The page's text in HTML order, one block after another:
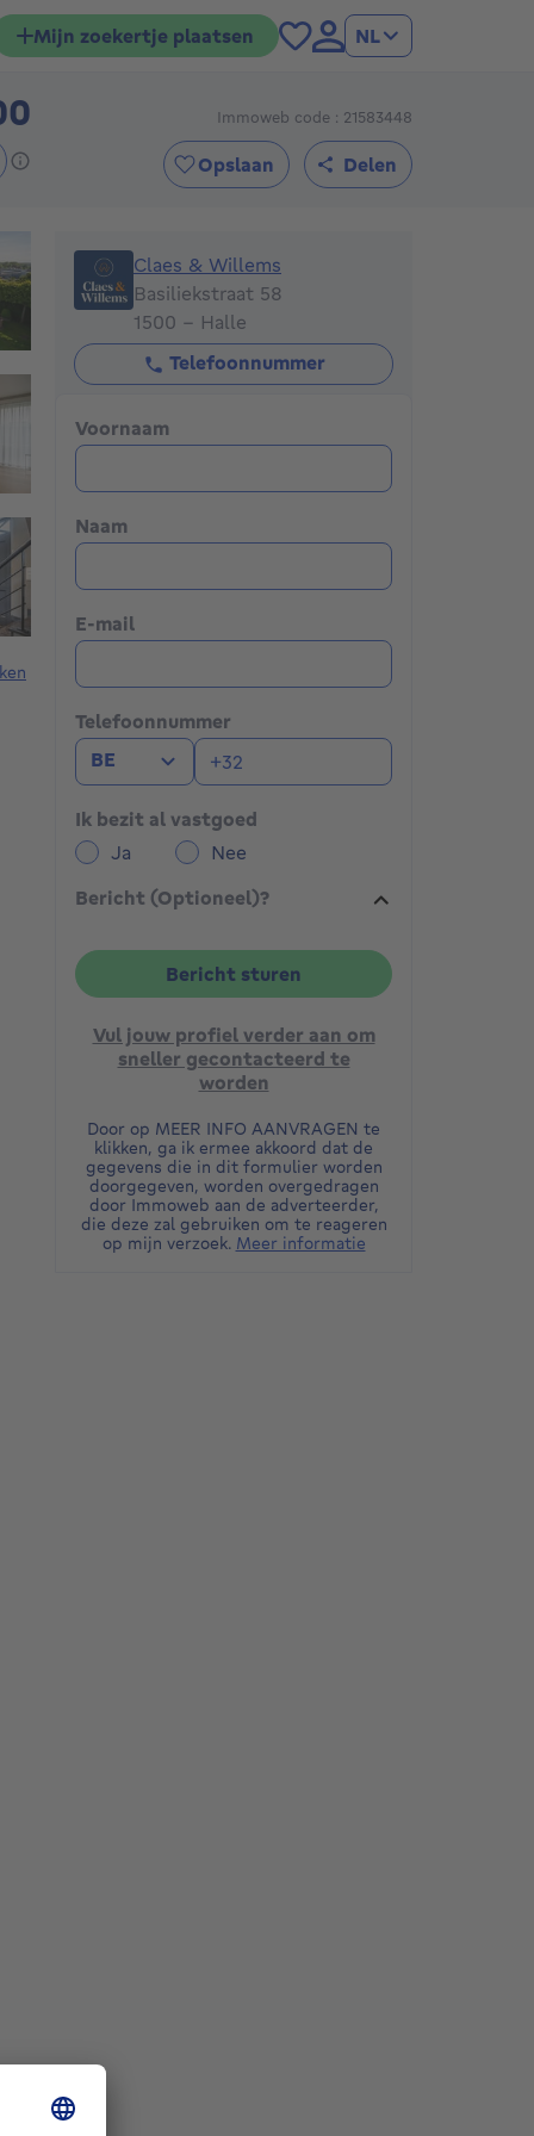
Mijn zoekertje plaatsen NL
1295000€ Immoweb code : 21583448
Opslaan Delen
Claes & Willems
Claes & Willems
Basiliekstraat 58
1500 - Halle
Telefoonnummer
Voornaam
Naam
E-mail
Telefoonnummer
BE
Ik bezit al vastgoed
Ja
Nee
Bericht (Optioneel)?
Bericht sturen
Vul jouw profiel verder aan om
sneller gecontacteerd te
worden
Door op MEER INFO AANVRAGEN te
klikken, ga ik ermee akkoord dat de
gegevens die in dit formulier worden
doorgegeven, worden overgedragen
door Immoweb aan de adverteerder,
die deze zal gebruiken om te reageren
op mijn verzoek. Meer informatie